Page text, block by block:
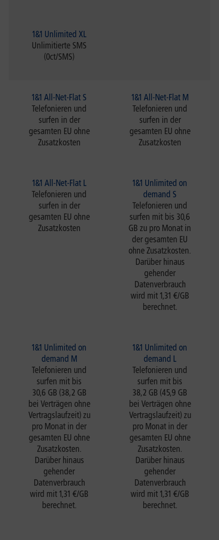
1&1 Unlimited XL
Unlimitierte SMS
(0ct/SMS)
1&1 All-Net-Flat S
Telefonieren und
surfen in der
gesamten EU ohne
Zusatzkosten
1&1 All-Net-Flat M
Telefonieren und
surfen in der
gesamten EU ohne
Zusatzkosten
1&1 All-Net-Flat L
Telefonieren und
surfen in der
gesamten EU ohne
Zusatzkosten
1&1 Unlimited on
demand S
Telefonieren und
surfen mit bis 30,6
GB zu pro Monat in
der gesamten EU
ohne Zusatzkosten.
Darüber hinaus
gehender
Datenverbrauch
wird mit 1,31 €/GB
berechnet.
1&1 Unlimited on
demand M
Telefonieren und
surfen mit bis
30,6 GB (38,2 GB
bei Verträgen ohne
Vertragslaufzeit) zu
pro Monat in der
gesamten EU ohne
Zusatzkosten.
Darüber hinaus
gehender
Datenverbrauch
wird mit 1,31 €/GB
berechnet.
1&1 Unlimited on
demand L
Telefonieren und
surfen mit bis
38,2 GB (45,9 GB
bei Verträgen ohne
Vertragslaufzeit) zu
pro Monat in der
gesamten EU ohne
Zusatzkosten.
Darüber hinaus
gehender
Datenverbrauch
wird mit 1,31 €/GB
berechnet.